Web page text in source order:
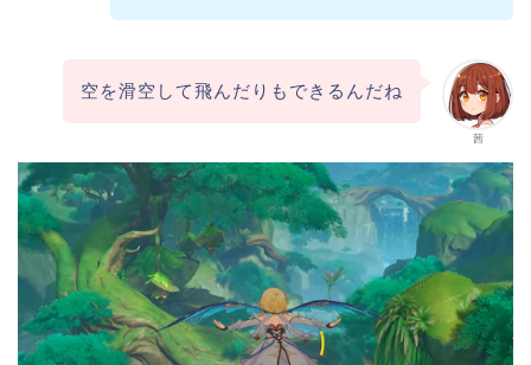
茜
空を滑空して飛んだりもできるんだね